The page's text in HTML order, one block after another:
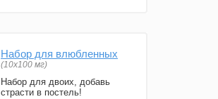
Набор для влюбленных
(10х100 мг)
Набор для двоих, добавь
страсти в постель!